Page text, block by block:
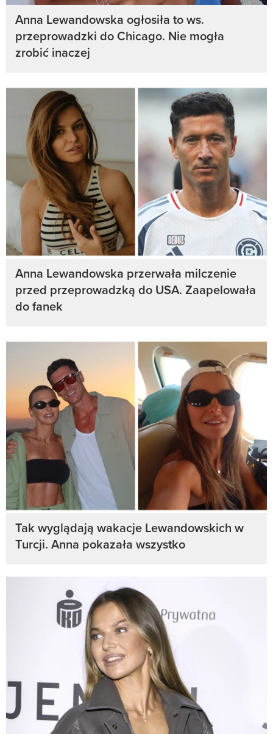
Anna Lewandowska ogłosiła to ws.
przeprowadzki do Chicago. Nie mogła
zrobić inaczej
Anna Lewandowska przerwała milczenie
przed przeprowadzką do USA. Zaapelowała
do fanek
Tak wyglądają wakacje Lewandowskich w
Turcji. Anna pokazała wszystko